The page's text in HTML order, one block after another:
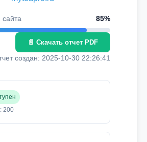
85%
📄 Скачать отчет PDF
создан: 2025-10-30 22:26:41
200